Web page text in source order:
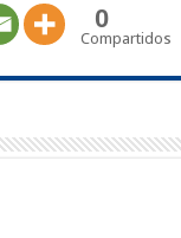
0
Compartidos